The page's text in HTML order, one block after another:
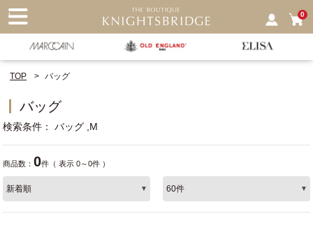
0
TOP バッグ
バッグ
検索条件 バッグ M
商品数：0件（ 表示 0～0件 ）